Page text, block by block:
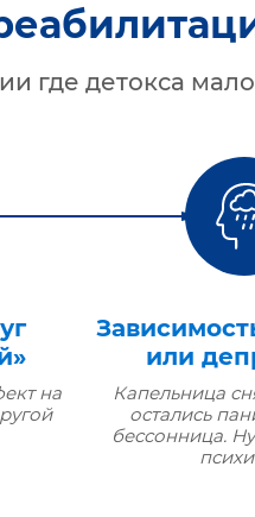
где детокса мало
на
или
Капельница
остались
бессонница.